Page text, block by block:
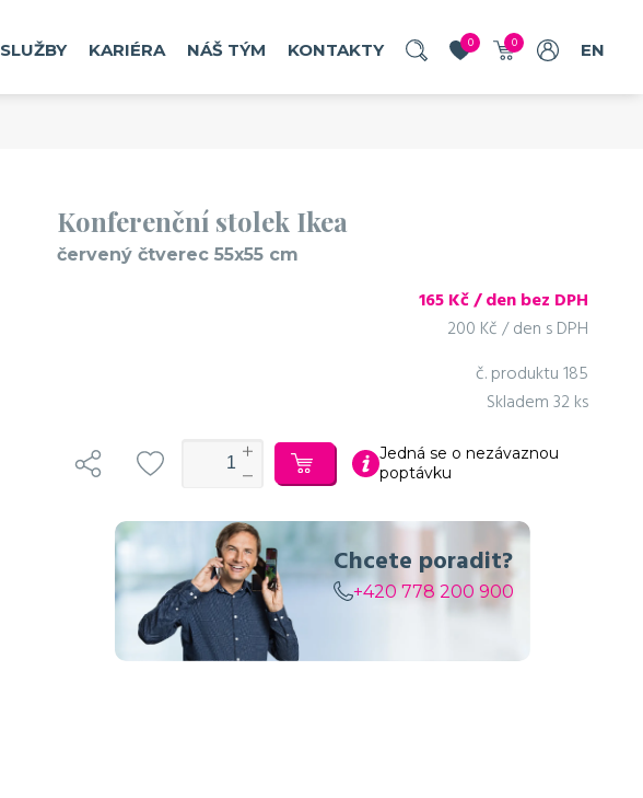
SLUŽBY KARIÉRA NÁŠ TÝM KONTAKTY 0 0 EN
Konferenční stolek Ikea
červený čtverec 55x55 cm
165Kč / den bez DPH
200 Kč / den s DPH
č. produktu185
Skladem32 ks
Jedná se o nezávaznou
poptávku
Chcete poradit?
+420 778 200 900